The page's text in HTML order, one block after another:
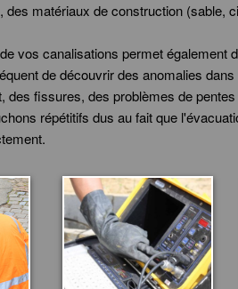
des matériaux de construction (sable,
vos canalisations permet également
de découvrir des anomalies
des fissures, des problèmes de
répétitifs dus au fait que